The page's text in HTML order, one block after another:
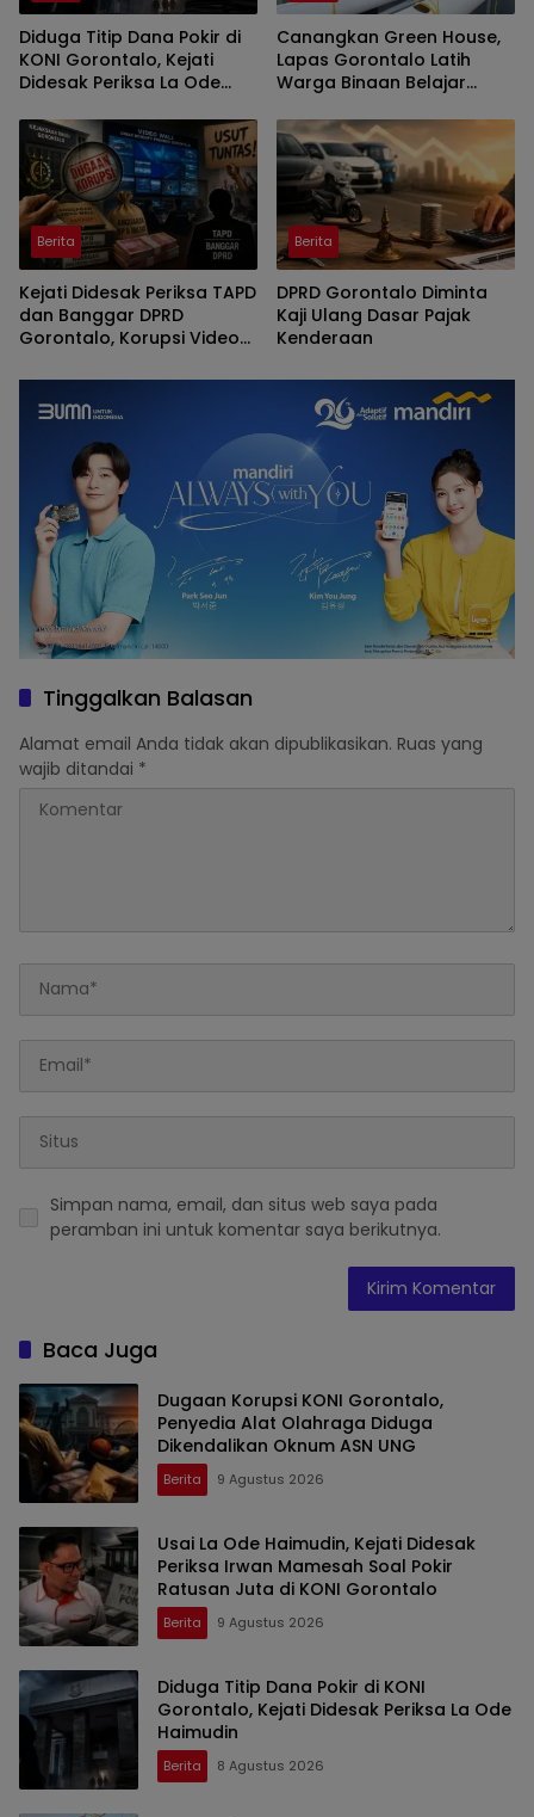
Diduga Titip Dana Pokir di
KONI Gorontalo, Kejati
Didesak Periksa La Ode
Canangkan Green House,
Lapas Gorontalo Latih
Warga Binaan Belajar
Berita
Kejati Didesak Periksa TAPD
dan Banggar DPRD
Gorontalo, Korupsi Video
Deprov
Berita
DPRD Gorontalo Diminta
Kaji Ulang Dasar Pajak
Kenderaan
Tinggalkan Balasan
Alamat email Anda tidak akan dipublikasikan. Ruas yang
wajib ditandai *
Simpan nama, email, dan situs web saya pada
peramban ini untuk komentar saya berikutnya.
Baca Juga
Dugaan Korupsi KONI Gorontalo,
Penyedia Alat Olahraga Diduga
Dikendalikan Oknum ASN UNG
Berita 9 Agustus 2026
Usai La Ode Haimudin, Kejati Didesak
Periksa Irwan Mamesah Soal Pokir
Ratusan Juta di KONI Gorontalo
Berita 9 Agustus 2026
Diduga Titip Dana Pokir di KONI
Gorontalo, Kejati Didesak Periksa La Ode
Haimudin
Berita 8 Agustus 2026